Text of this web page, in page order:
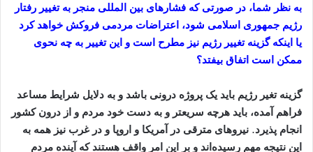
به نظر شما، در صورتی که فشارهاى بین المللى منجر به تغییر رفتار
رژیم جمهورى اسلامى شود، اعتراضات مردمى فروکش خواهد کرد
یا اینکه گزینه تغییر رژیم نیز مطرح است و این تغییر به چه نحوى
ممکن است اتفاق بیفتد؟
گزینه تغیر رژیم باید یک پروژه درونی باشد و به دلایل شرایط مساعد
فراهم آمده، باید هرچه سریعتر و به دست خود مردم و از درون کشور
انجام پذیرد. نیروهای مترقی در آمریکا و اروپا و در غرب نیز همه به
این نتیجه مهم رسیده‌اند و بر این امر واقف هستند که آینده مردم